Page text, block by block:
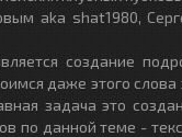
aka shat1980,
создание
даже этого
задача это
по данной теме -